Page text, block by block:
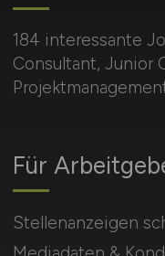
184 interessante
Consultant, Junior
Für
Stellenanzeigen